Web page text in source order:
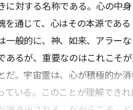
に対する名称である。心の中
を通じて、心はその本源であ
一般的に、神、如来、アラー
あるが、重要なのはこれこそ
だ。宇宙霊は、心が積極的か
ている。このことが理解でき